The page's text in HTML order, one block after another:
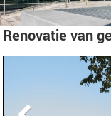
Renovatie van